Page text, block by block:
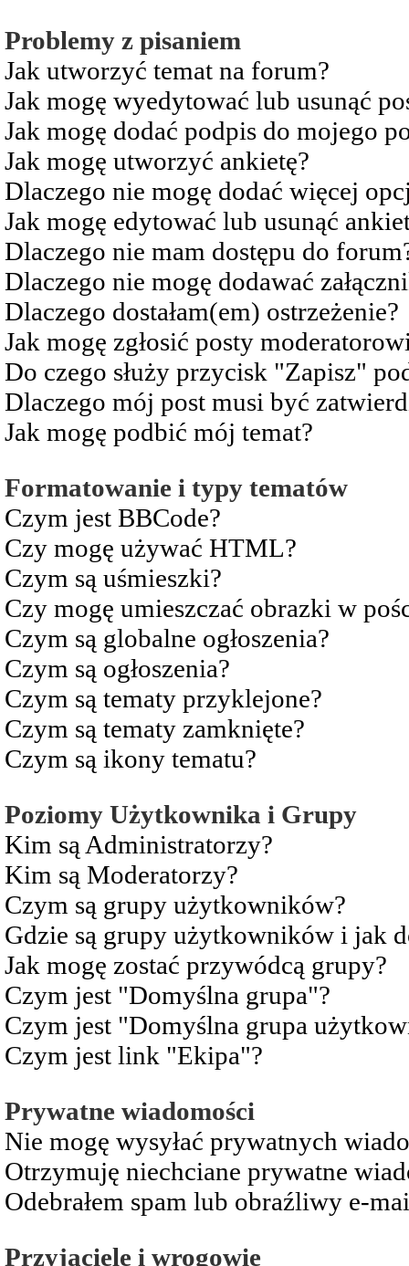
Problemy z pisaniem
Jak utworzyć temat na forum?
Jak mogę wyedytować lub usunąć
Jak mogę dodać podpis do mojego
Jak mogę utworzyć ankietę?
Dlaczego nie mogę dodać więcej
Jak mogę edytować lub usunąć
Dlaczego nie mam dostępu do
Dlaczego nie mogę dodawać
Dlaczego dostałam(em) ostrzeżenie?
Jak mogę zgłosić posty
Do czego służy przycisk "Zapisz"
Dlaczego mój post musi być
Jak mogę podbić mój temat?
Formatowanie i typy tematów
Czym jest BBCode?
Czy mogę używać HTML?
Czym są uśmieszki?
Czy mogę umieszczać obrazki w
Czym są globalne ogłoszenia?
Czym są ogłoszenia?
Czym są tematy przyklejone?
Czym są tematy zamknięte?
Czym są ikony tematu?
Poziomy Użytkownika i Grupy
Kim są Administratorzy?
Kim są Moderatorzy?
Czym są grupy użytkowników?
Gdzie są grupy użytkowników i jak
Jak mogę zostać przywódcą grupy?
Czym jest "Domyślna grupa"?
Czym jest "Domyślna grupa
Czym jest link "Ekipa"?
Prywatne wiadomości
Nie mogę wysyłać prywatnych
Otrzymuję niechciane prywatne
Odebrałem spam lub obraźliwy e-
Przyjaciele i wrogowie